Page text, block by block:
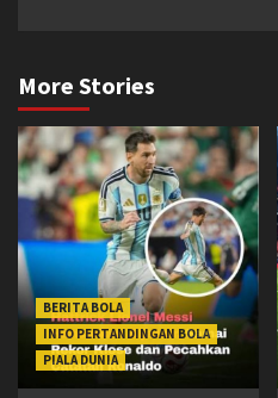
More Stories
BERITA BOLA
INFO PERTANDINGAN BOLA
PIALA DUNIA